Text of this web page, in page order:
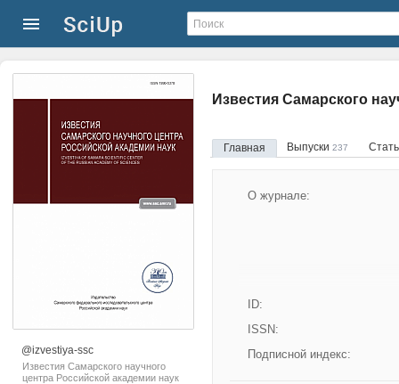
@izvestiya-ssc
Известия Самарского научного
центра Российской академии наук
Известия Самарского
Главная Выпуски 237
О журнале:
ID:
ISSN:
Подписной индекс: